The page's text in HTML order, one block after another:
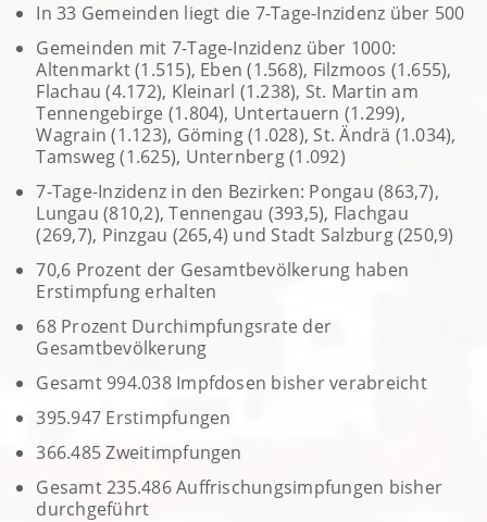
In 33 Gemeinden liegt die 7-Tage-Inzidenz über 500
Gemeinden mit 7-Tage-Inzidenz über 1000:
Altenmarkt (1.515), Eben (1.568), Filzmoos (1.655),
Flachau (4.172), Kleinarl (1.238), St. Martin am
Tennengebirge (1.804), Untertauern (1.299),
Wagrain (1.123), Göming (1.028), St. Ändrä (1.034),
Tamsweg (1.625), Unternberg (1.092)
7-Tage-Inzidenz in den Bezirken: Pongau (863,7),
Lungau (810,2), Tennengau (393,5), Flachgau
(269,7), Pinzgau (265,4) und Stadt Salzburg (250,9)
70,6 Prozent der Gesamtbevölkerung haben
Erstimpfung erhalten
68 Prozent Durchimpfungsrate der
Gesamtbevölkerung
Gesamt 994.038 Impfdosen bisher verabreicht
395.947 Erstimpfungen
366.485 Zweitimpfungen
Gesamt 235.486 Auffrischungsimpfungen bisher
durchgeführt